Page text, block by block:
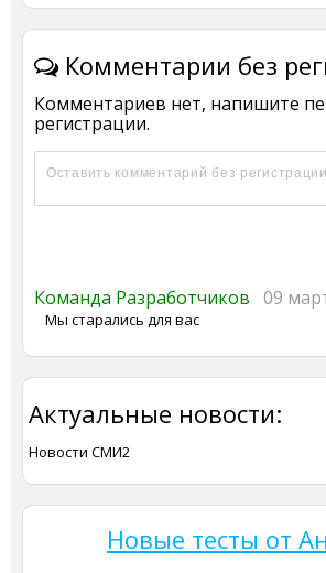
Комментарии без
Комментариев нет, напишите
регистрации.
Команда Разработчиков 09
Мы старались для вас
Актуальные новости:
Новости СМИ2
Новые тесты от